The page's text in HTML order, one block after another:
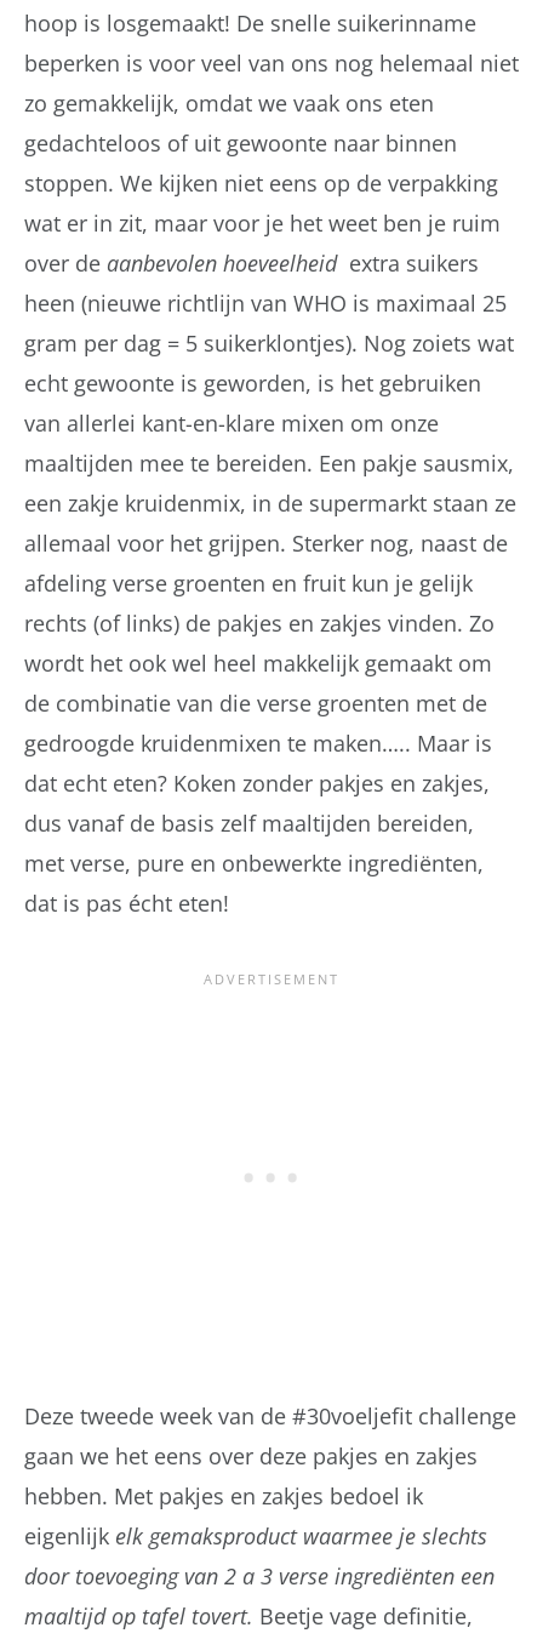
hoop is losgemaakt! De snelle suikerinname
beperken is voor veel van ons nog helemaal niet
zo gemakkelijk, omdat we vaak ons eten
gedachteloos of uit gewoonte naar binnen
stoppen. We kijken niet eens op de verpakking
wat er in zit, maar voor je het weet ben je ruim
over de aanbevolen hoeveelheidextra suikers
heen (nieuwe richtlijn van WHO is maximaal 25
gram per dag = 5 suikerklontjes). Nog zoiets wat
echt gewoonte is geworden, is het gebruiken
van allerlei kant-en-klare mixen om onze
maaltijden mee te bereiden. Een pakje sausmix,
een zakje kruidenmix, in de supermarkt staan ze
allemaal voor het grijpen. Sterker nog, naast de
afdeling verse groenten en fruit kun je gelijk
rechts (of links) de pakjes en zakjes vinden. Zo
wordt het ook wel heel makkelijk gemaakt om
de combinatie van die verse groenten met de
gedroogde kruidenmixen te maken….. Maar is
dat echt eten? Koken zonder pakjes en zakjes,
dus vanaf de basis zelf maaltijden bereiden,
met verse, pure en onbewerkte ingrediënten,
dat is pas écht eten!
Deze tweede week van de #30voeljefit challenge
gaan we het eens over deze pakjes en zakjes
hebben. Met pakjes en zakjes bedoel ik
eigenlijk elk gemaksproduct waarmee je slechts
door toevoeging van 2 a 3 verse ingrediënten een
maaltijd op tafel tovert. Beetje vage definitie,